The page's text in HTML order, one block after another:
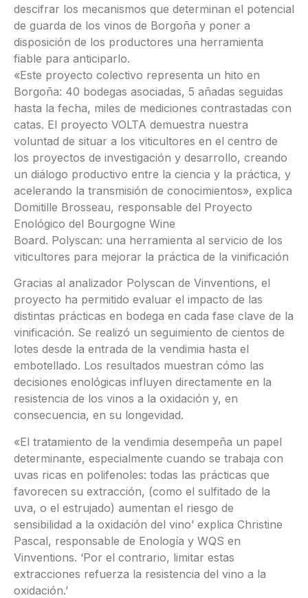
descifrar los mecanismos que determinan el potencial
de guarda de los vinos de Borgoña y poner a
disposición de los productores una herramienta
fiable para anticiparlo.
«Este proyecto colectivo representa un hito en
Borgoña: 40 bodegas asociadas, 5 añadas seguidas
hasta la fecha, miles de mediciones contrastadas con
catas. El proyecto VOLTA demuestra nuestra
voluntad de situar a los viticultores en el centro de
los proyectos de investigación y desarrollo, creando
un diálogo productivo entre la ciencia y la práctica, y
acelerando la transmisión de conocimientos», explica
Domitille Brosseau, responsable del Proyecto
Enológico del Bourgogne Wine
Board. Polyscan: una herramienta al servicio de los
viticultores para mejorar la práctica de la vinificación
Gracias al analizador Polyscan de Vinventions, el
proyecto ha permitido evaluar el impacto de las
distintas prácticas en bodega en cada fase clave de la
vinificación. Se realizó un seguimiento de cientos de
lotes desde la entrada de la vendimia hasta el
embotellado. Los resultados muestran cómo las
decisiones enológicas influyen directamente en la
resistencia de los vinos a la oxidación y, en
consecuencia, en su longevidad.
«El tratamiento de la vendimia desempeña un papel
determinante, especialmente cuando se trabaja con
uvas ricas en polifenoles: todas las prácticas que
favorecen su extracción, (como el sulfitado de la
uva, o el estrujado) aumentan el riesgo de
sensibilidad a la oxidación del vino’ explica Christine
Pascal, responsable de Enología y WQS en
Vinventions. ‘Por el contrario, limitar estas
extracciones refuerza la resistencia del vino a la
oxidación.’